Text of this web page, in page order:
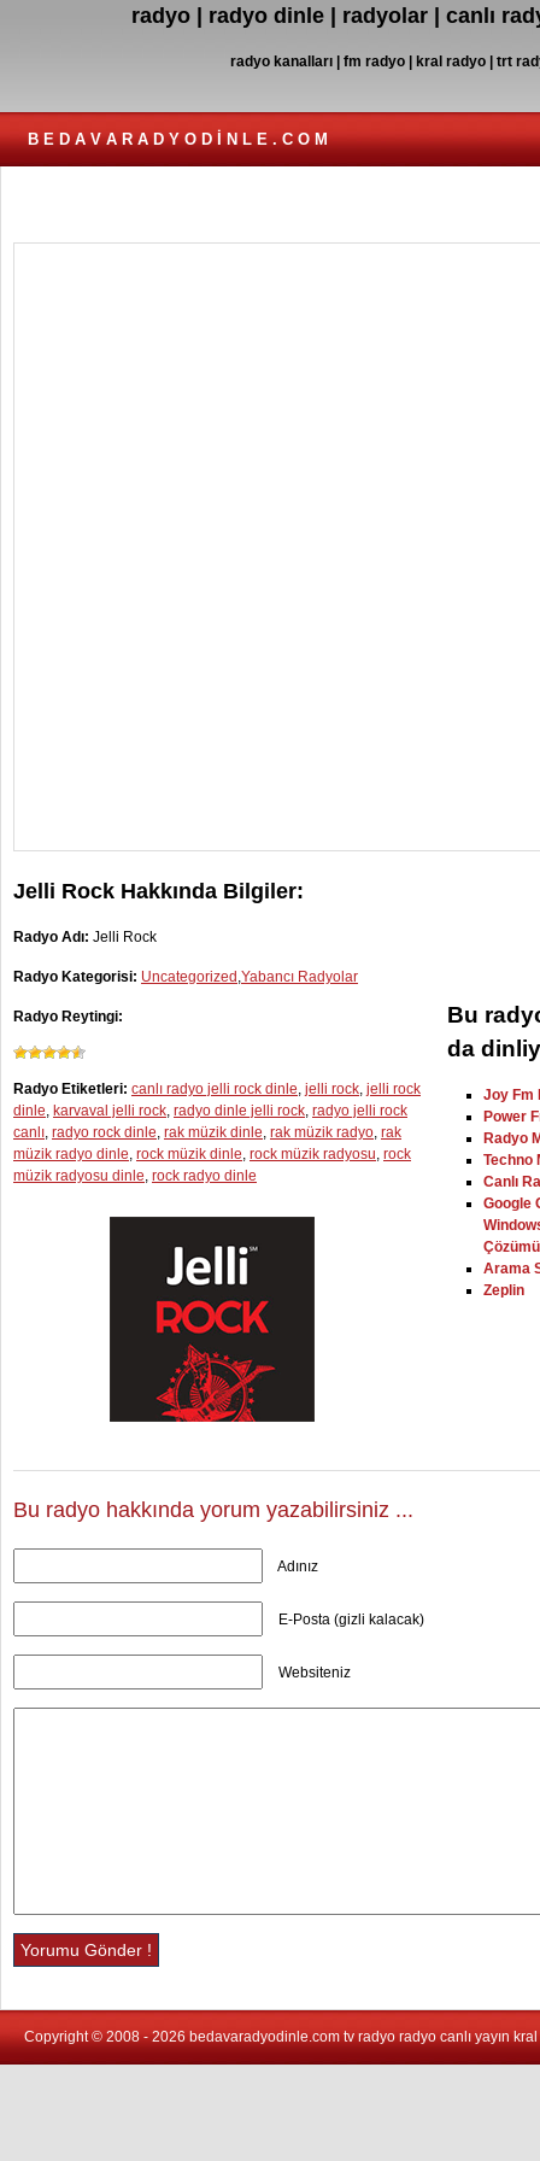
radyo | radyo dinle | radyolar | canlı
radyo kanalları | fm radyo | kral radyo | trt
B E D A V A R A D Y O D İ N L E . C O M
Jelli Rock Hakkında Bilgiler:
Radyo Adı: Jelli Rock
Radyo Kategorisi: Uncategorized ,Yabancı Radyolar
Radyo Reytingi:
Radyo Etiketleri: canlı radyo jelli rock dinle, jelli rock, jelli rock
dinle, karvaval jelli rock, radyo dinle jelli rock, radyo jelli rock
canlı, radyo rock dinle, rak müzik dinle, rak müzik radyo, rak
müzik radyo dinle, rock müzik dinle, rock müzik radyosu, rock
müzik radyosu dinle, rock radyo dinle
Bu
da
Joy Fm
Power
Radyo
Techno
Canlı
Google
Çözümü
Arama
Zeplin
Bu radyo hakkında yorum yazabilirsiniz ...
Adınız
E-Posta (gizli kalacak)
Websiteniz
Copyright © 2008 - 2026 bedavaradyodinle.com tv radyo radyo canlı yayın kral